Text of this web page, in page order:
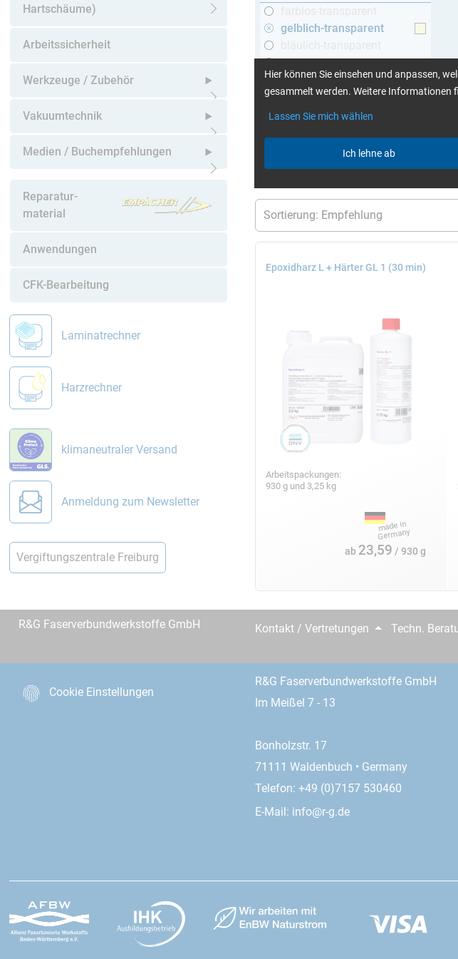
Hartschäume)
Untermenü öffnen
Arbeitssicherheit
Werkzeuge / Zubehör
Untermenü öffnen
Vakuumtechnik
Untermenü öffnen
Medien / Buchempfehlungen
Untermenü öffnen
Reparatur-
material
Anwendungen
CFK-Bearbeitung
Laminatrechner
Harzrechner
klimaneutraler Versand
Anmeldung zum Newsletter
Vergiftungszentrale Freiburg
gelblich-transparent
schwarz
Epoxidharz L + Härter GL 1 (30 min)
Arbeitspackungen:
930 g und 3,25 kg
ab 23,59 / 930 g
R&G Faserverbundwerkstoffe GmbH Kontakt / Vertretungen Techn.
Cookie Einstellungen
R&G Faserverbundwerkstoffe GmbH
Im Meißel 7 - 13
Bonholzstr. 17
71111 Waldenbuch • Germany
Telefon: +49 (0)7157 530460
E-Mail: info@r-g.de
Hier können Sie einsehen und anpassen,
gesammelt werden. Weitere Informationen
Lassen Sie mich wählen
Ich lehne ab